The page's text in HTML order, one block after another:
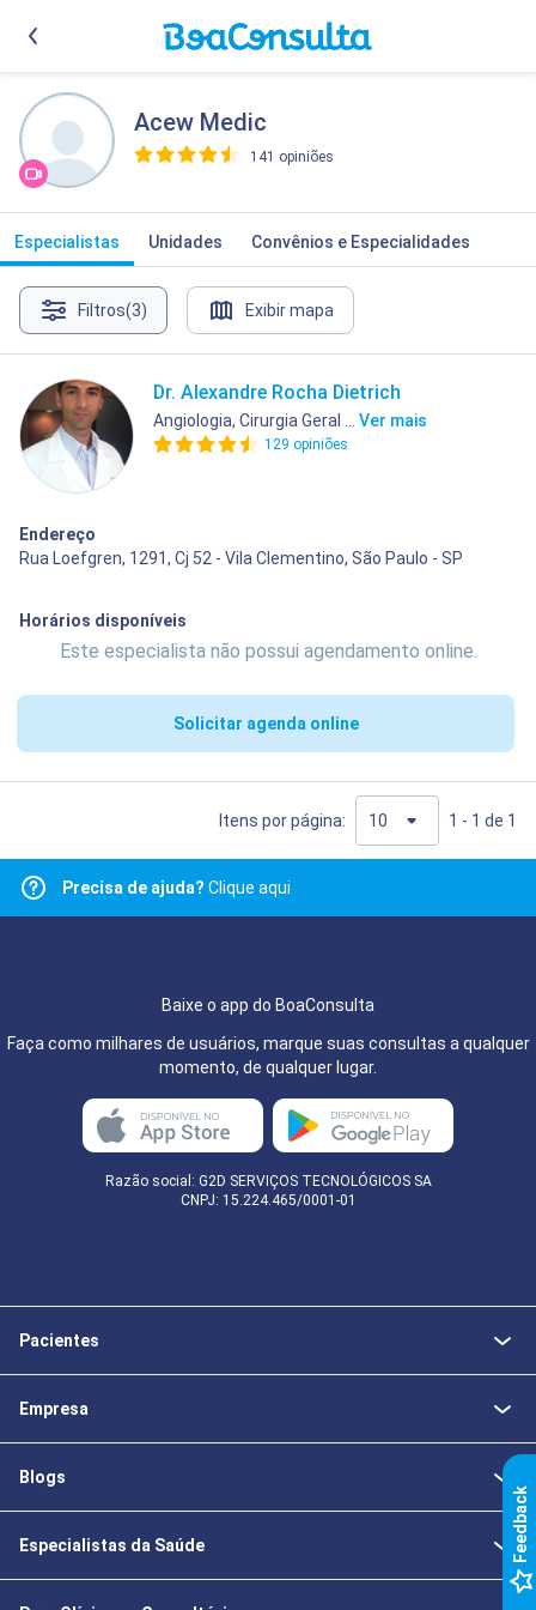
Acew Medic
141 opiniões
Especialistas Unidades Convênios e Especialidades
Filtros(3) Exibir mapa
Dr. Alexandre Rocha Dietrich
Angiologia, Cirurgia Geral ... Ver mais
129 opiniões
Endereço
Rua Loefgren, 1291, Cj 52 - Vila Clementino, São Paulo - SP
Horários disponíveis
Este especialista não possui agendamento online.
Solicitar agenda online
Itens por página: 1 - 1 de 1
Precisa de ajuda? Clique aqui
Baixe o app do BoaConsulta
Faça como milhares de usuários, marque suas consultas a qualquer
momento, de qualquer lugar.
Razão social: G2D SERVIÇOS TECNOLÓGICOS SA
CNPJ: 15.224.465/0001-01
Pacientes
Empresa
Blogs
Especialistas da Saúde k